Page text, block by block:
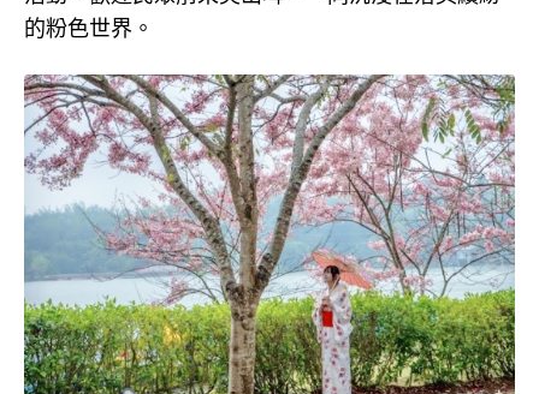
的粉色世界。